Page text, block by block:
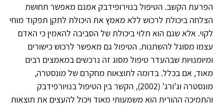
הפרעת הקשב. הטיפול בנוירופידבק אמנם מאפשר תחושת
הצלחה ביכולת לרכוש ללא מאמץ את היכולת לתקן תפקוד מוחי
לקוי. אלא שגם הוא תלוי ביכולת של הסביבה להאמין כי האדם
עצמו מסוגל להשתנות. הטיפול גם מאפשר לרכוש כישורים
ומיומנויות שבהעדר טיפול מסוג זה נרכשים במאמצים רבים
מאוד, אם בכלל. בדומה לתוצאות מחקרם של מונסטרה,
מונסטרה וג'ורג' (2002), הקשר בין הטיפול בנויורפידבק
והתמיכה ההורית הוא משמעותי מאוד ויכול להעצים את תוצאות